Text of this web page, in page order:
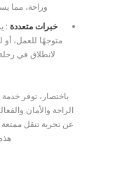
وراحة، مما
خبرات متعددة :
متوجهًا للعمل، أو
لانطلاق في
باختصار، توفر
الراحة والأمان
عن تجربة تنقل